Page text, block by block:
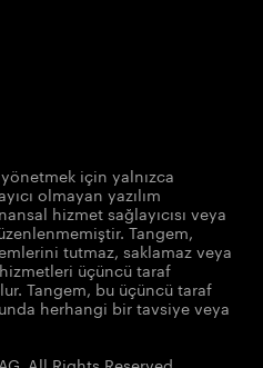
için yalnızca
olmayan yazılım
hizmet sağlayıcısı veya
Tangem,
tutmaz, saklamaz veya
üçüncü taraf
Tangem, bu üçüncü taraf
herhangi bir tavsiye veya